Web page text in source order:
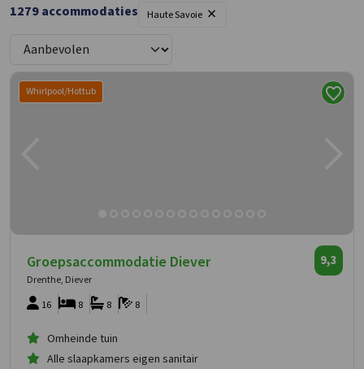
1279accommodaties Haute Savoie ×
Whirlpool/Hottub
Groepsaccommodatie Diever
Drenthe, Diever
9,3
16 8
8
8
Omheinde tuin
Alle slaapkamers eigen sanitair